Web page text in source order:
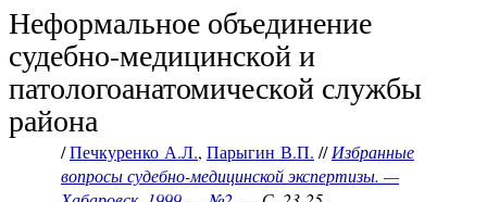
Неформальное объединение
судебно-медицинской и
патологоанатомической службы
района
/Печкуренко А.Л., Парыгин В.П. //Избранные
вопросы судебно-медицинской экспертизы. —